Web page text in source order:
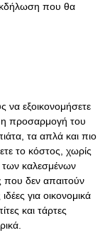
που θα
να εξοικονομήσετε
η προσαρμογή του
τα απλά και πιο
το κόστος, χωρίς
των καλεσμένων
που δεν απαιτούν
για οικονομικά
και τάρτες